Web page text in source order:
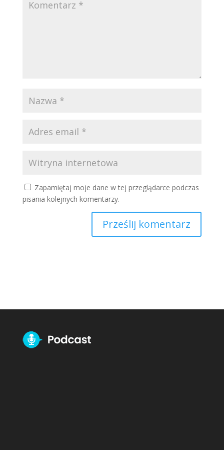
Zapamiętaj moje dane w tej przeglądarce podczas
pisania kolejnych komentarzy.